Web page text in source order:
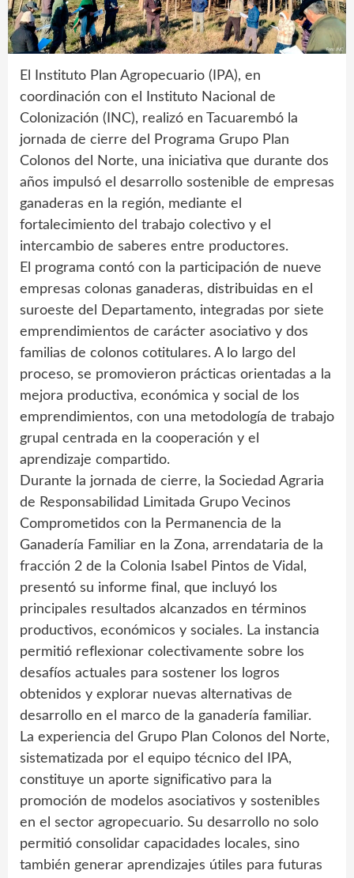
El Instituto Plan Agropecuario (IPA), en
coordinación con el Instituto Nacional de
Colonización (INC), realizó en Tacuarembó la
jornada de cierre del Programa Grupo Plan
Colonos del Norte, una iniciativa que durante dos
años impulsó el desarrollo sostenible de empresas
ganaderas en la región, mediante el
fortalecimiento del trabajo colectivo y el
intercambio de saberes entre productores.
El programa contó con la participación de nueve
empresas colonas ganaderas, distribuidas en el
suroeste del Departamento, integradas por siete
emprendimientos de carácter asociativo y dos
familias de colonos cotitulares. A lo largo del
proceso, se promovieron prácticas orientadas a la
mejora productiva, económica y social de los
emprendimientos, con una metodología de trabajo
grupal centrada en la cooperación y el
aprendizaje compartido.
Durante la jornada de cierre, la Sociedad Agraria
de Responsabilidad Limitada Grupo Vecinos
Comprometidos con la Permanencia de la
Ganadería Familiar en la Zona, arrendataria de la
fracción 2 de la Colonia Isabel Pintos de Vidal,
presentó su informe final, que incluyó los
principales resultados alcanzados en términos
productivos, económicos y sociales. La instancia
permitió reflexionar colectivamente sobre los
desafíos actuales para sostener los logros
obtenidos y explorar nuevas alternativas de
desarrollo en el marco de la ganadería familiar.
La experiencia del Grupo Plan Colonos del Norte,
sistematizada por el equipo técnico del IPA,
constituye un aporte significativo para la
promoción de modelos asociativos y sostenibles
en el sector agropecuario. Su desarrollo no solo
permitió consolidar capacidades locales, sino
también generar aprendizajes útiles para futuras